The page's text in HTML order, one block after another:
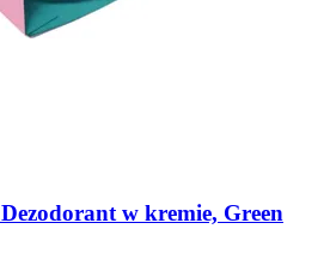
Dezodorant w kremie, Green